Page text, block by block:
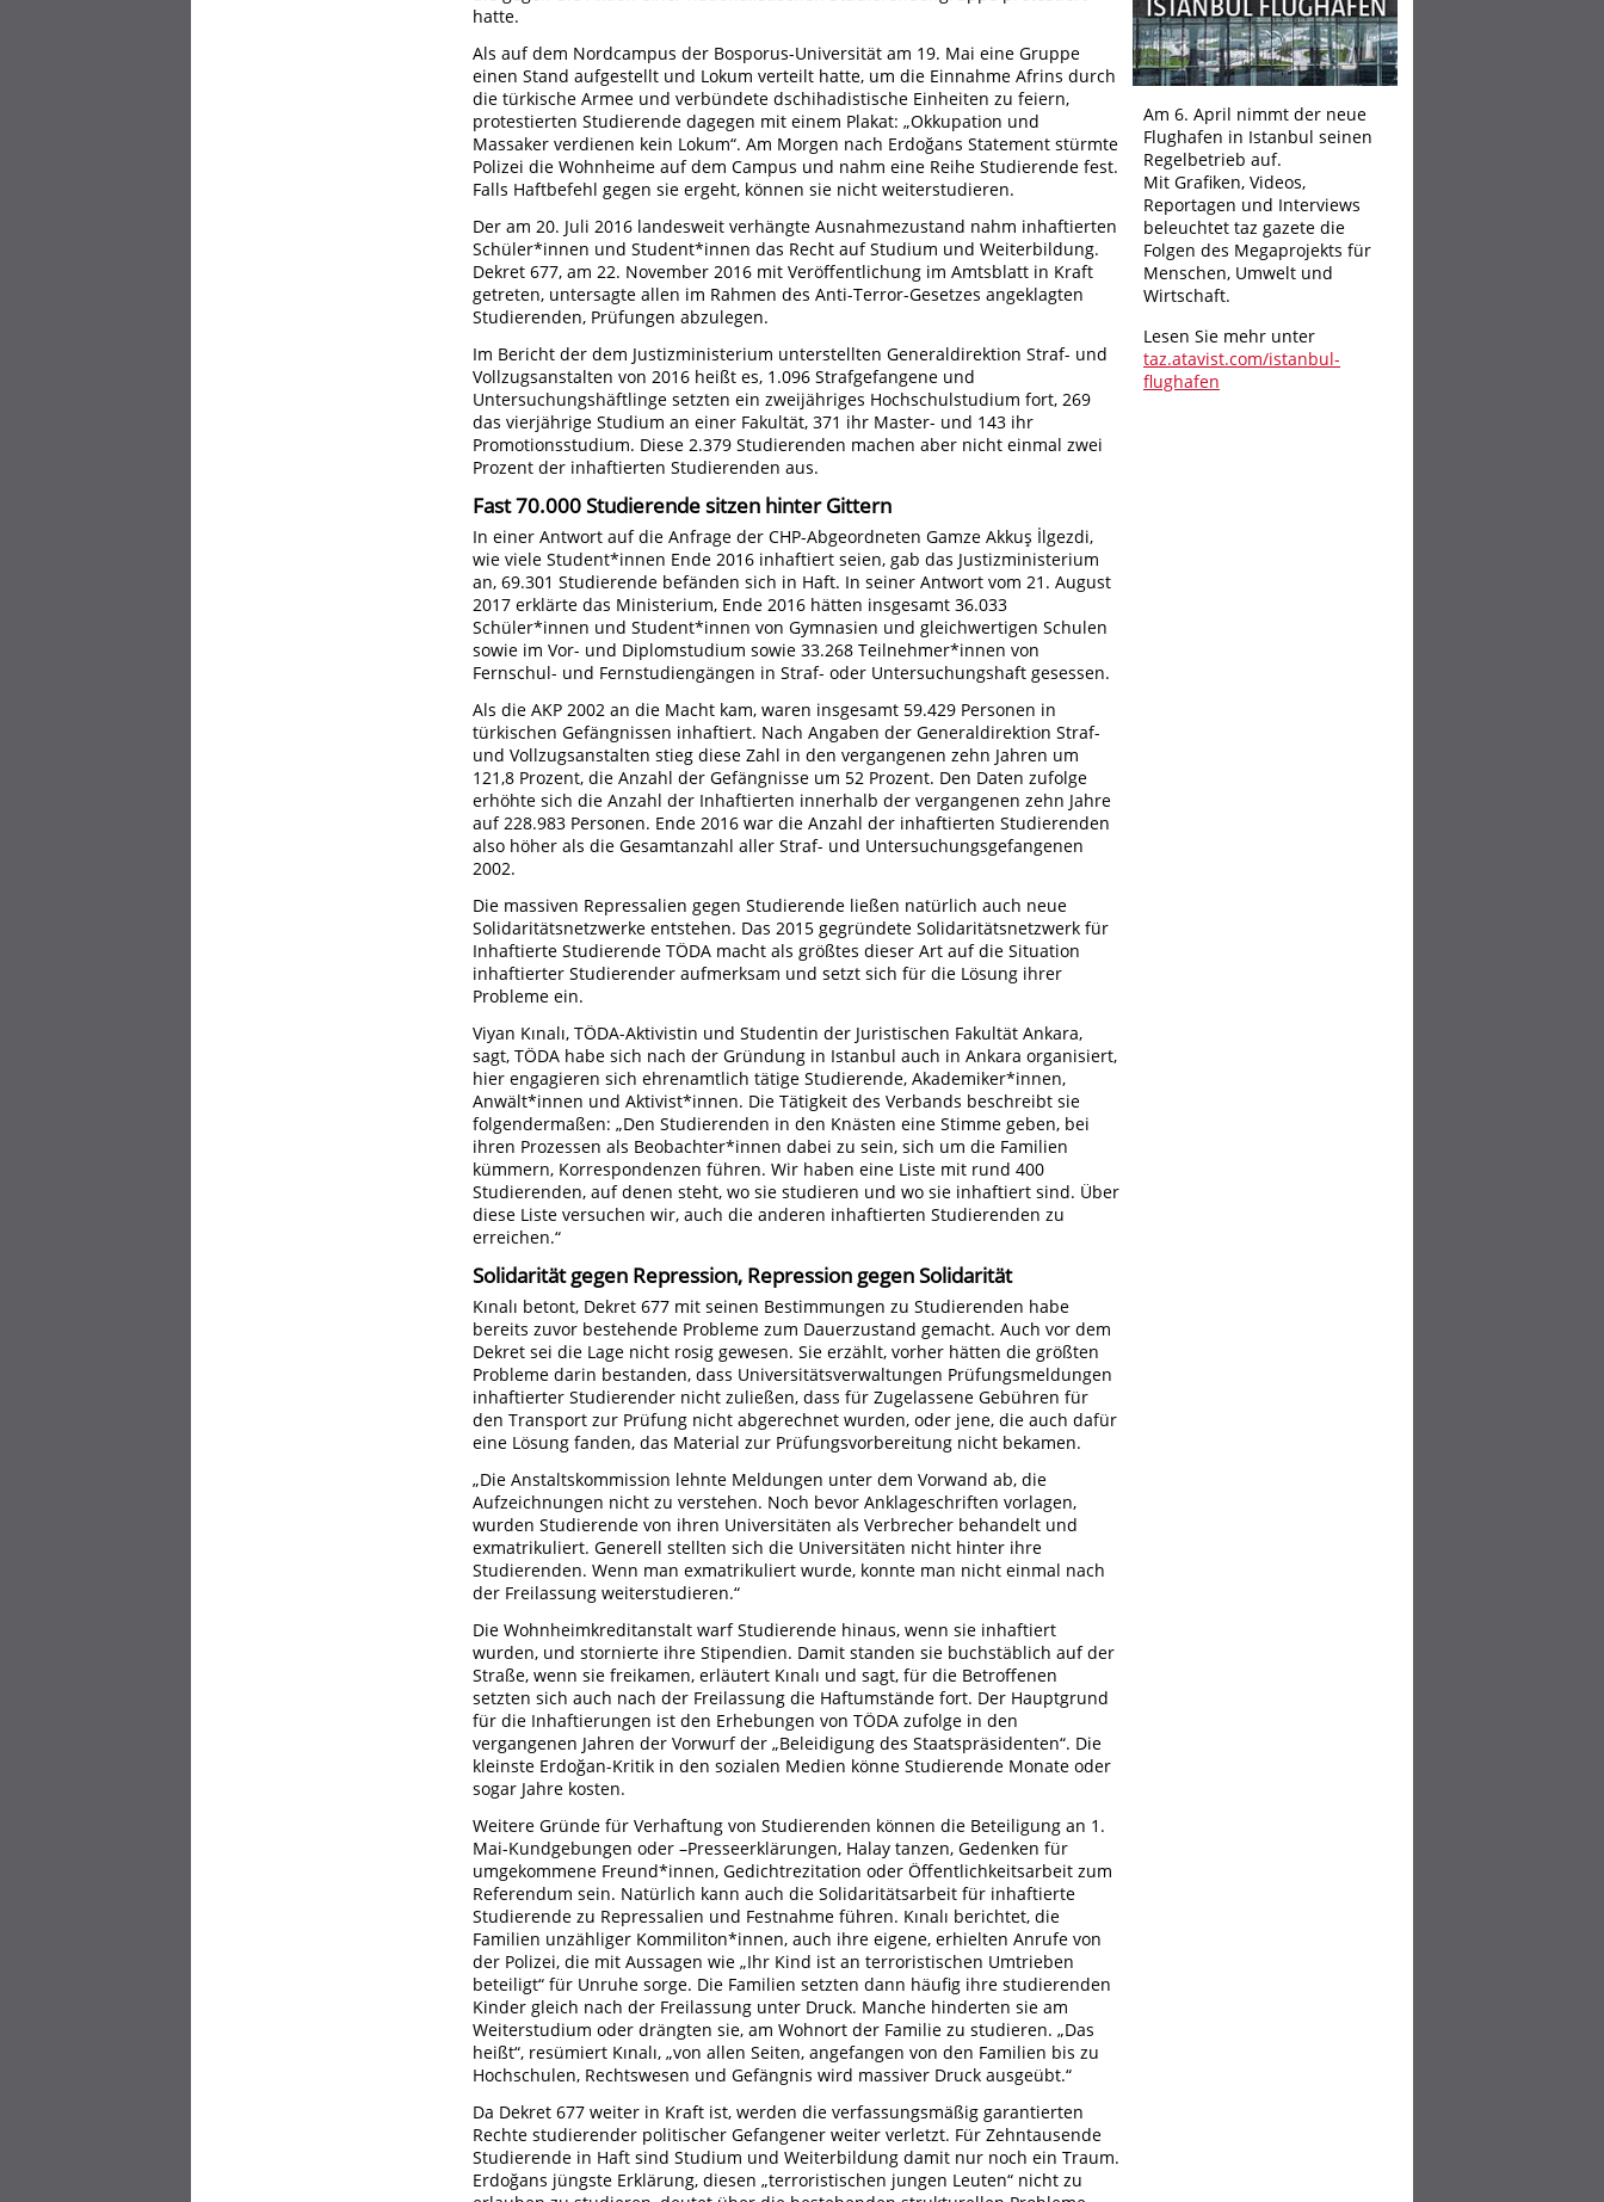
Am 6. April nimmt der neue
Flughafen in Istanbul seinen
Regelbetrieb auf.
Mit Grafiken, Videos,
Reportagen und Interviews
beleuchtet taz gazete die
Folgen des Megaprojekts für
Menschen, Umwelt und
Wirtschaft.
Lesen Sie mehr unter
taz.atavist.com/istanbul-
flughafen
hatte.
Als auf dem Nordcampus der Bosporus-Universität am 19. Mai eine Gruppe
einen Stand aufgestellt und Lokum verteilt hatte, um die Einnahme Afrins durch
die türkische Armee und verbündete dschihadistische Einheiten zu feiern,
protestierten Studierende dagegen mit einem Plakat: „Okkupation und
Massaker verdienen kein Lokum“. Am Morgen nach Erdoğans Statement stürmte
Polizei die Wohnheime auf dem Campus und nahm eine Reihe Studierende fest.
Falls Haftbefehl gegen sie ergeht, können sie nicht weiterstudieren.
Der am 20. Juli 2016 landesweit verhängte Ausnahmezustand nahm inhaftierten
Schüler*innen und Student*innen das Recht auf Studium und Weiterbildung.
Dekret 677, am 22. November 2016 mit Veröffentlichung im Amtsblatt in Kraft
getreten, untersagte allen im Rahmen des Anti-Terror-Gesetzes angeklagten
Studierenden, Prüfungen abzulegen.
Im Bericht der dem Justizministerium unterstellten Generaldirektion Straf- und
Vollzugsanstalten von 2016 heißt es, 1.096 Strafgefangene und
Untersuchungshäftlinge setzten ein zweijähriges Hochschulstudium fort, 269
das vierjährige Studium an einer Fakultät, 371 ihr Master- und 143 ihr
Promotionsstudium. Diese 2.379 Studierenden machen aber nicht einmal zwei
Prozent der inhaftierten Studierenden aus.
Fast 70.000 Studierende sitzen hinter Gittern
In einer Antwort auf die Anfrage der CHP-Abgeordneten Gamze Akkuş İlgezdi,
wie viele Student*innen Ende 2016 inhaftiert seien, gab das Justizministerium
an, 69.301 Studierende befänden sich in Haft. In seiner Antwort vom 21. August
2017 erklärte das Ministerium, Ende 2016 hätten insgesamt 36.033
Schüler*innen und Student*innen von Gymnasien und gleichwertigen Schulen
sowie im Vor- und Diplomstudium sowie 33.268 Teilnehmer*innen von
Fernschul- und Fernstudiengängen in Straf- oder Untersuchungshaft gesessen.
Als die AKP 2002 an die Macht kam, waren insgesamt 59.429 Personen in
türkischen Gefängnissen inhaftiert. Nach Angaben der Generaldirektion Straf-
und Vollzugsanstalten stieg diese Zahl in den vergangenen zehn Jahren um
121,8 Prozent, die Anzahl der Gefängnisse um 52 Prozent. Den Daten zufolge
erhöhte sich die Anzahl der Inhaftierten innerhalb der vergangenen zehn Jahre
auf 228.983 Personen. Ende 2016 war die Anzahl der inhaftierten Studierenden
also höher als die Gesamtanzahl aller Straf- und Untersuchungsgefangenen
2002.
Die massiven Repressalien gegen Studierende ließen natürlich auch neue
Solidaritätsnetzwerke entstehen. Das 2015 gegründete Solidaritätsnetzwerk für
Inhaftierte Studierende TÖDA macht als größtes dieser Art auf die Situation
inhaftierter Studierender aufmerksam und setzt sich für die Lösung ihrer
Probleme ein.
Viyan Kınalı, TÖDA-Aktivistin und Studentin der Juristischen Fakultät Ankara,
sagt, TÖDA habe sich nach der Gründung in Istanbul auch in Ankara organisiert,
hier engagieren sich ehrenamtlich tätige Studierende, Akademiker*innen,
Anwält*innen und Aktivist*innen. Die Tätigkeit des Verbands beschreibt sie
folgendermaßen: „Den Studierenden in den Knästen eine Stimme geben, bei
ihren Prozessen als Beobachter*innen dabei zu sein, sich um die Familien
kümmern, Korrespondenzen führen. Wir haben eine Liste mit rund 400
Studierenden, auf denen steht, wo sie studieren und wo sie inhaftiert sind. Über
diese Liste versuchen wir, auch die anderen inhaftierten Studierenden zu
erreichen.“
Solidarität gegen Repression, Repression gegen Solidarität
Kınalı betont, Dekret 677 mit seinen Bestimmungen zu Studierenden habe
bereits zuvor bestehende Probleme zum Dauerzustand gemacht. Auch vor dem
Dekret sei die Lage nicht rosig gewesen. Sie erzählt, vorher hätten die größten
Probleme darin bestanden, dass Universitätsverwaltungen Prüfungsmeldungen
inhaftierter Studierender nicht zuließen, dass für Zugelassene Gebühren für
den Transport zur Prüfung nicht abgerechnet wurden, oder jene, die auch dafür
eine Lösung fanden, das Material zur Prüfungsvorbereitung nicht bekamen.
„Die Anstaltskommission lehnte Meldungen unter dem Vorwand ab, die
Aufzeichnungen nicht zu verstehen. Noch bevor Anklageschriften vorlagen,
wurden Studierende von ihren Universitäten als Verbrecher behandelt und
exmatrikuliert. Generell stellten sich die Universitäten nicht hinter ihre
Studierenden. Wenn man exmatrikuliert wurde, konnte man nicht einmal nach
der Freilassung weiterstudieren.“
Die Wohnheimkreditanstalt warf Studierende hinaus, wenn sie inhaftiert
wurden, und stornierte ihre Stipendien. Damit standen sie buchstäblich auf der
Straße, wenn sie freikamen, erläutert Kınalı und sagt, für die Betroffenen
setzten sich auch nach der Freilassung die Haftumstände fort. Der Hauptgrund
für die Inhaftierungen ist den Erhebungen von TÖDA zufolge in den
vergangenen Jahren der Vorwurf der „Beleidigung des Staatspräsidenten“. Die
kleinste Erdoğan-Kritik in den sozialen Medien könne Studierende Monate oder
sogar Jahre kosten.
Weitere Gründe für Verhaftung von Studierenden können die Beteiligung an 1.
Mai-Kundgebungen oder –Presseerklärungen, Halay tanzen, Gedenken für
umgekommene Freund*innen, Gedichtrezitation oder Öffentlichkeitsarbeit zum
Referendum sein. Natürlich kann auch die Solidaritätsarbeit für inhaftierte
Studierende zu Repressalien und Festnahme führen. Kınalı berichtet, die
Familien unzähliger Kommiliton*innen, auch ihre eigene, erhielten Anrufe von
der Polizei, die mit Aussagen wie „Ihr Kind ist an terroristischen Umtrieben
beteiligt“ für Unruhe sorge. Die Familien setzten dann häufig ihre studierenden
Kinder gleich nach der Freilassung unter Druck. Manche hinderten sie am
Weiterstudium oder drängten sie, am Wohnort der Familie zu studieren. „Das
heißt“, resümiert Kınalı, „von allen Seiten, angefangen von den Familien bis zu
Hochschulen, Rechtswesen und Gefängnis wird massiver Druck ausgeübt.“
Da Dekret 677 weiter in Kraft ist, werden die verfassungsmäßig garantierten
Rechte studierender politischer Gefangener weiter verletzt. Für Zehntausende
Studierende in Haft sind Studium und Weiterbildung damit nur noch ein Traum.
Erdoğans jüngste Erklärung, diesen „terroristischen jungen Leuten“ nicht zu